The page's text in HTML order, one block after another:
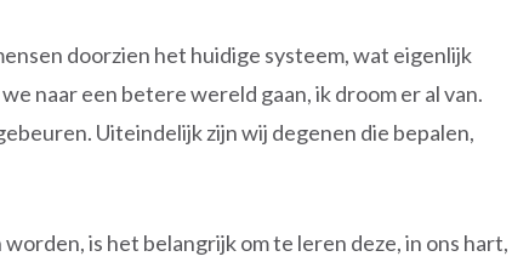
doorzien het huidige systeem, wat eigenlijk
naar een betere wereld gaan, ik droom er al van.
Uiteindelijk zijn wij degenen die bepalen,
is het belangrijk om te leren deze, in ons hart,